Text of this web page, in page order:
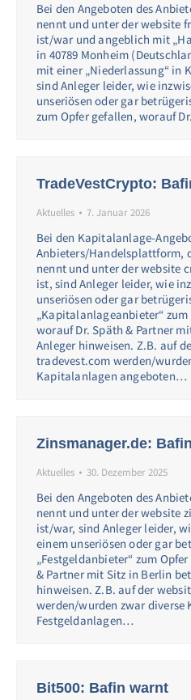
Bei den Angeboten des
nennt und unter der website
ist/war und angeblich mit
in 40789 Monheim
mit einer „Niederlassung“ in
sind Anleger leider, wie
unseriösen oder gar
zum Opfer gefallen, worauf
TradeVestCrypto:
Aktuelles 7. Januar 2026
Bei den Kapitalanlage-
Anbieters/Handelsplattform,
nennt und unter der website
ist, sind Anleger leider, wie
unseriösen oder gar
„Kapitalanlageanbieter“
worauf Dr. Späth & Partner
Anleger hinweisen. Z.B. auf
tradevest.com werden/
Kapitalanlagen angeboten…
Zinsmanager.de:
Aktuelles 30. Dezember 2025
Bei den Angeboten des
nennt und unter der website
ist/war, sind Anleger leider,
einem unseriösen oder gar
„Festgeldanbieter“ zum
& Partner mit Sitz in Berlin
hinweisen. Z.B. auf der
werden/wurden zwar
Festgeldanlagen…
Bit500: Bafin warnt